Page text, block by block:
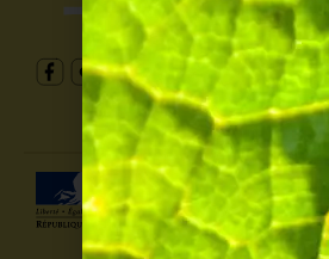
©
INTERDICTION DE
ALCOOLIQUES AUX
DE 18 ANS. LA
DE L’ACHETEUR
MOMENT DE LA
DE LA SANTÉ
ET L.3353-3